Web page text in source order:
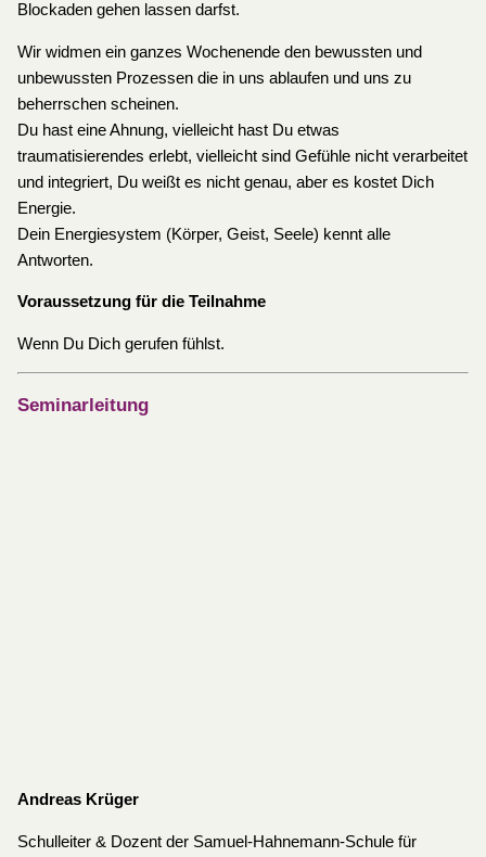
Blockaden gehen lassen darfst.
Wir widmen ein ganzes Wochenende den bewussten und
unbewussten Prozessen die in uns ablaufen und uns zu
beherrschen scheinen.
Du hast eine Ahnung, vielleicht hast Du etwas
traumatisierendes erlebt, vielleicht sind Gefühle nicht verarbeitet
und integriert, Du weißt es nicht genau, aber es kostet Dich
Energie.
Dein Energiesystem (Körper, Geist, Seele) kennt alle
Antworten.
Voraussetzung für die Teilnahme
Wenn Du Dich gerufen fühlst.
Seminarleitung
Andreas Krüger
Schulleiter & Dozent der Samuel-Hahnemann-Schule für